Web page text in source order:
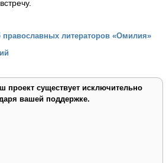
литераторов «Омилия»
проект существует исключительно
вашей поддержке.